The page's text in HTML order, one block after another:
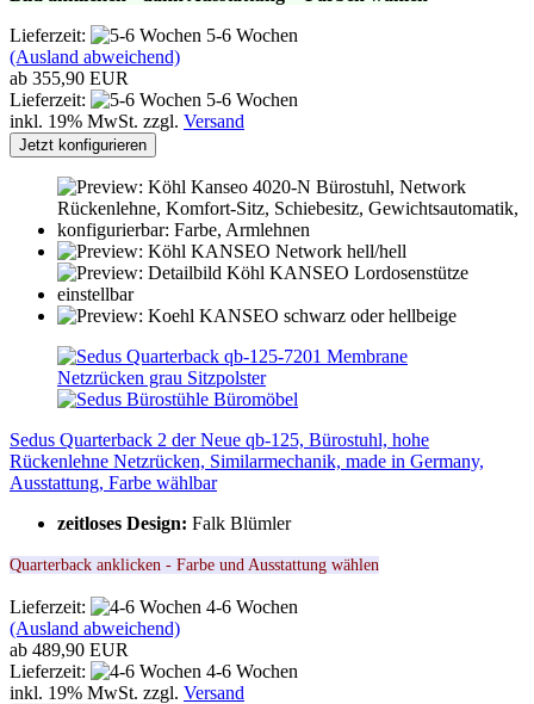
Lieferzeit:
5-6 Wochen
(Ausland abweichend)
ab 355,90 EUR
Lieferzeit:
5-6 Wochen
inkl. 19% MwSt. zzgl. Versand
Jetzt konfigurieren
Sedus Quarterback 2 der Neue qb-125, Bürostuhl, hohe
Rückenlehne Netzrücken, Similarmechanik, made in Germany,
Ausstattung, Farbe wählbar
zeitloses Design: Falk Blümler
Quarterback anklicken - Farbe und Ausstattung wählen
Lieferzeit:
4-6 Wochen
(Ausland abweichend)
ab 489,90 EUR
Lieferzeit:
4-6 Wochen
inkl. 19% MwSt. zzgl. Versand